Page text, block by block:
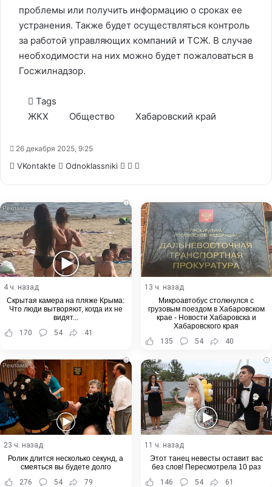
проблемы или получить информацию о сроках ее
устранения. Также будет осуществляться контроль
за работой управляющих компаний и ТСЖ. В случае
необходимости на них можно будет пожаловаться в
Госжилнадзор.
Tags
ЖКХ
Общество Хабаровский край
26 декабря 2025, 9:25
VKontakte Odnoklassniki WhatsApp
Telegram
i
4 ч. назад
Скрытая камера на пляже Крыма:
Что люди вытворяют, когда их не
видят...
170
54 41
13 ч. назад
Микроавтобус столкнулся с
грузовым поездом в Хабаровском
крае - Новости Хабаровска и
Хабаровского края
135
54 40
i
23 ч. назад
Ролик длится несколько секунд, а
смеяться вы будете долго
276
54 79
i
11 ч. назад
Этот танец невесты оставит вас
без слов! Пересмотрела 10 раз
146
54 61